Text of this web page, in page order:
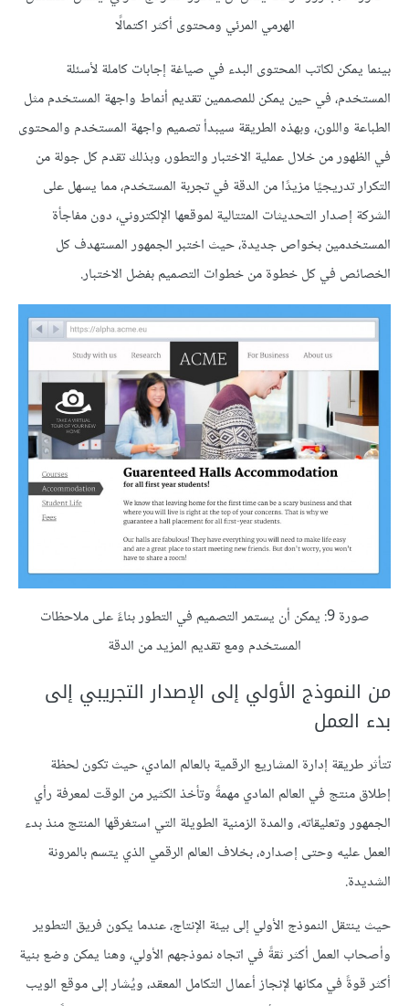
الهرمي المرئي ومحتوى أكثر اكتمالًا
بينما يمكن لكاتب المحتوى البدء في صياغة إجابات كاملة لأسئلة
المستخدم، في حين يمكن للمصممين تقديم أنماط واجهة المستخدم مثل
الطباعة واللون، وبهذه الطريقة سيبدأ تصميم واجهة المستخدم والمحتوى
في الظهور من خلال عملية الاختبار والتطور، وبذلك تقدم كل جولة من
التكرار تدريجيًا مزيدًا من الدقة في تجربة المستخدم، مما يسهل على
الشركة إصدار التحديثات المتتالية لموقعها الإلكتروني، دون مفاجأة
المستخدمين بخواص جديدة، حيث اختبر الجمهور المستهدف كل
الخصائص في كل خطوة من خطوات التصميم بفضل الاختبار.
صورة 9: يمكن أن يستمر التصميم في التطور بناءً على ملاحظات
المستخدم ومع تقديم المزيد من الدقة
من النموذج الأولي إلى الإصدار التجريبي إلى
بدء العمل
تتأثر طريقة إدارة المشاريع الرقمية بالعالم المادي، حيث تكون لحظة
إطلاق منتج في العالم المادي مهمةً وتأخذ الكثير من الوقت لمعرفة رأي
الجمهور وتعليقاته، والمدة الزمنية الطويلة التي استغرقها المنتج منذ بدء
العمل عليه وحتى إصداره، بخلاف العالم الرقمي الذي يتسم بالمرونة
الشديدة.
حيث ينتقل النموذج الأولي إلى بيئة الإنتاج، عندما يكون فريق التطوير
وأصحاب العمل أكثر ثقةً في اتجاه نموذجهم الأولي، وهنا يمكن وضع بنية
أكثر قوةً في مكانها لإنجاز أعمال التكامل المعقد، ويُشار إلى موقع الويب